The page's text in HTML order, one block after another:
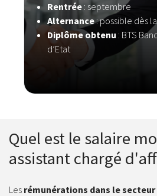
Rentrée : septembre
Alternance: possible dès
Diplôme obtenu : BTS
d’Etat
Quel est le salaire
assistant chargé
Les rémunérations dans le